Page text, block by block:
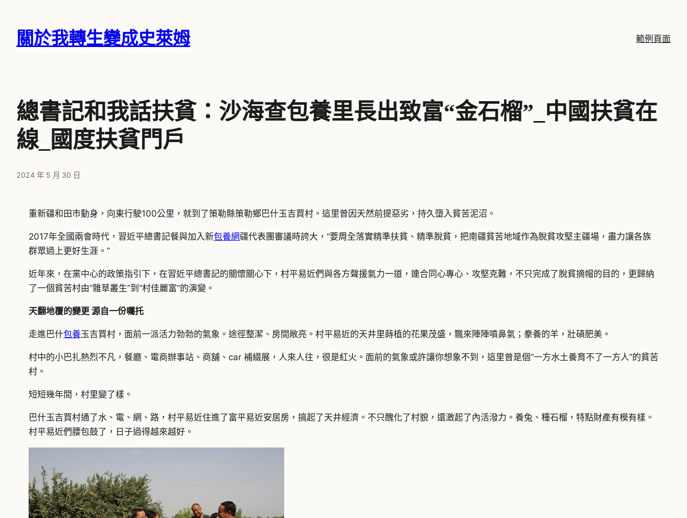
關於我轉生變成史萊姆 範例頁面
總書記和我話扶貧：沙海查包養里長出致富“金石榴”_中國扶貧在
線_國度扶貧門戶
2024 年 5 月 30 日
重新疆和田市動身，向東行駛100公里，就到了策勒縣策勒鄉巴什玉吉買村。這里曾因天然前提惡劣，持久墮入貧苦泥沼。
2017年全國兩會時代，習近平總書記餐與加入新包養網疆代表團審議時誇大，“要周全落實精準扶貧、精準脫貧，把南疆貧苦地域作為脫貧攻堅主疆場，盡力讓各族
群眾過上更好生涯。”
近年來，在黨中心的政策指引下，在習近平總書記的關懷關心下，村平易近們與各方聲援氣力一道，連合同心專心、攻堅克難，不只完成了脫貧摘帽的目的，更歸納
了一個貧苦村由“雜草叢生”到“村佳麗富”的演變。
天翻地覆的變更 源自一份囑托
走進巴什包養玉吉買村，面前一派活力勃勃的氣象。途徑整潔、房間敞亮。村平易近的天井里蒔植的花果茂盛，飄來陣陣噴鼻氣；豢養的羊，壯碩肥美。
村中的小巴扎熱烈不凡，餐廳、電商辦事站、商舖、car 補綴展，人來人往，很是紅火。面前的氣象或許讓你想象不到，這里曾是個“一方水土養育不了一方人”的貧苦
村。
短短幾年間，村里變了樣。
巴什玉吉買村通了水、電、網、路，村平易近住進了富平易近安居房，搞起了天井經濟。不只醜化了村貌，還激起了內活潑力。養兔、種石榴，特點財產有模有樣。
村平易近們腰包鼓了，日子過得越來越好。